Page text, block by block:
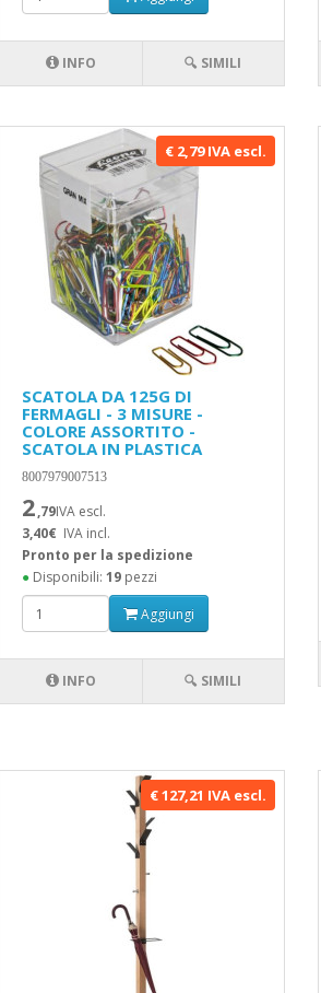
INFO 🔍 SIMILI
€ 2,79 IVA escl.
SCATOLA DA 125G DI
FERMAGLI - 3 MISURE -
COLORE ASSORTITO -
SCATOLA IN PLASTICA
8007979007513
2,79IVA escl.
3,40€ IVA incl.
Pronto per la spedizione
●Disponibili: 19pezzi
Aggiungi
INFO 🔍 SIMILI
€ 127,21 IVA escl.